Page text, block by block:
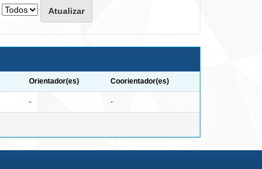
Orientador(es) Coorientador(es)
- -